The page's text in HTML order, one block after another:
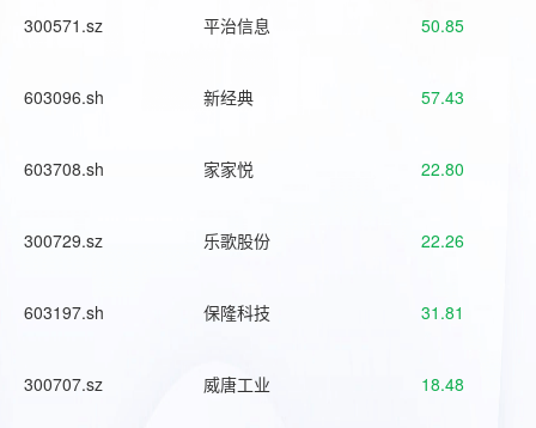
300571.sz 平治信息 50.85
603096.sh 新经典 57.43
603708.sh 家家悦 22.80
300729.sz 乐歌股份 22.26
603197.sh 保隆科技 31.81
300707.sz 威唐工业 18.48